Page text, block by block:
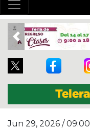
Previous
Jun 29, 2026 / 09:00